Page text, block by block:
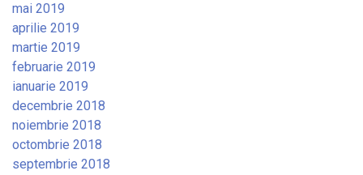
mai 2019
aprilie 2019
martie 2019
februarie 2019
ianuarie 2019
decembrie 2018
noiembrie 2018
octombrie 2018
septembrie 2018